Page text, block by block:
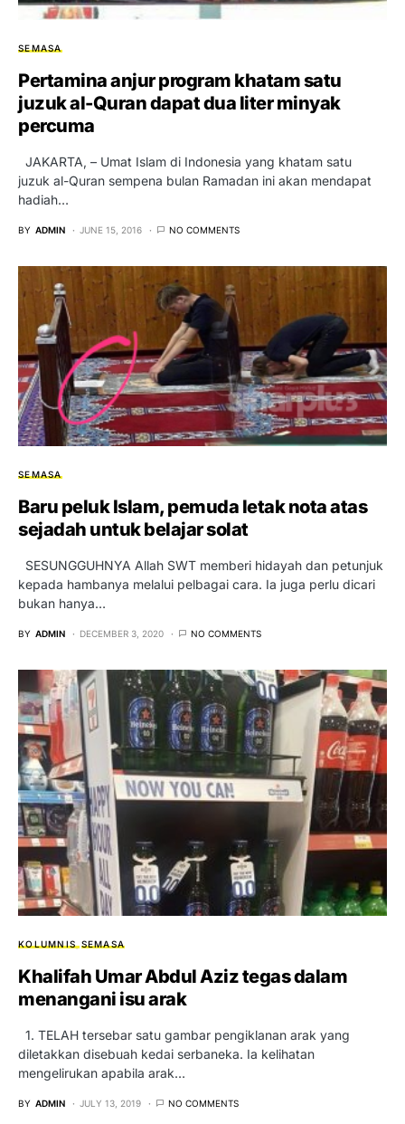
SEMASA
Pertamina anjur program khatam satu
juzuk al-Quran dapat dua liter minyak
percuma
JAKARTA, – Umat Islam di Indonesia yang khatam satu
juzuk al-Quran sempena bulan Ramadan ini akan mendapat
hadiah…
BY ADMIN JUNE 15, 2016 NO COMMENTS
SEMASA
Baru peluk Islam, pemuda letak nota atas
sejadah untuk belajar solat
SESUNGGUHNYA Allah SWT memberi hidayah dan petunjuk
kepada hambanya melalui pelbagai cara. Ia juga perlu dicari
bukan hanya…
BY ADMIN DECEMBER 3, 2020 NO COMMENTS
KOLUMNIS SEMASA
Khalifah Umar Abdul Aziz tegas dalam
menangani isu arak
1. TELAH tersebar satu gambar pengiklanan arak yang
diletakkan disebuah kedai serbaneka. Ia kelihatan
mengelirukan apabila arak…
BY ADMIN JULY 13, 2019 NO COMMENTS